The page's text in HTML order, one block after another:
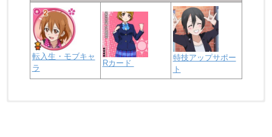
転入生・モブキャ
ラ
Rカード
特技アップサポー
ト